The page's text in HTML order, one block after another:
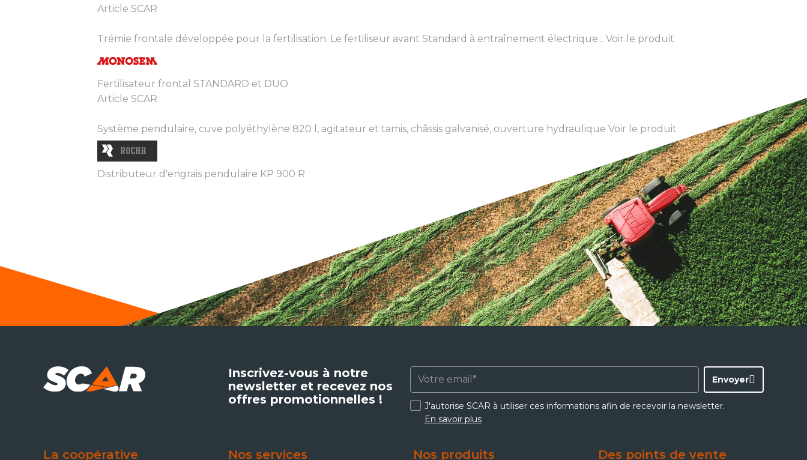
Article SCAR
Trémie frontale développée pour la fertilisation. Le fertiliseur avant Standard à entraînement électrique... Voir le produit
Fertilisateur frontal STANDARD et DUO
Article SCAR
Système pendulaire, cuve polyéthylène 820 l, agitateur et tamis, châssis galvanisé, ouverture hydraulique Voir le produit
Distributeur d'engrais pendulaire KP 900 R
Inscrivez-vous à notre
newsletter et recevez nos
offres promotionnelles !
J'autorise SCAR à utiliser ces informations afin de recevoir la newsletter.
En savoir plus
Envoyer
La coopérative Nos services Nos produits Des points de vente